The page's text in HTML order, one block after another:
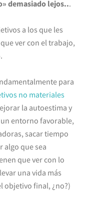
demasiado lejos...
a los que les
ver con el trabajo,
para
no materiales
la autoestima y
entorno favorable,
sacar tiempo
algo que sea
que ver con lo
una vida más
objetivo final, ¿no?)